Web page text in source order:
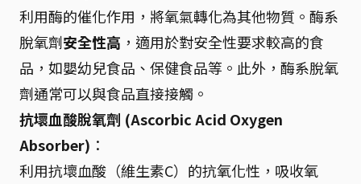
利用酶的催化作用，將氧氣轉化為其他物質。酶系
脫氧劑安全性高 ，適用於對安全性要求較高的食
品，如嬰幼兒食品、保健食品等。此外，酶系脫氧
劑通常可以與食品直接接觸。
抗壞血酸脫氧劑 (Ascorbic Acid Oxygen
Absorber) ：
利用抗壞血酸（維生素C）的抗氧化性，吸收氧